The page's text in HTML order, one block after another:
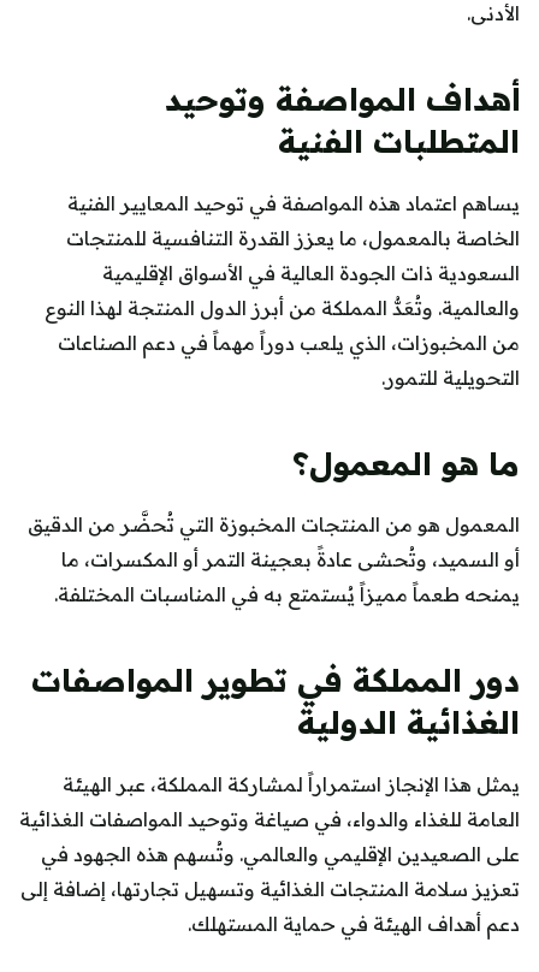
الأدنى.
أهداف المواصفة وتوحيد
المتطلبات الفنية
يساهم اعتماد هذه المواصفة في توحيد المعايير الفنية
الخاصة بالمعمول، ما يعزز القدرة التنافسية للمنتجات
السعودية ذات الجودة العالية في الأسواق الإقليمية
والعالمية. وتُعَدُّ المملكة من أبرز الدول المنتجة لهذا النوع
من المخبوزات، الذي يلعب دوراً مهماً في دعم الصناعات
التحويلية للتمور.
ما هو المعمول؟
المعمول هو من المنتجات المخبوزة التي تُحضَّر من الدقيق
أو السميد، وتُحشى عادةً بعجينة التمر أو المكسرات، ما
يمنحه طعماً مميزاً يُستمتع به في المناسبات المختلفة.
دور المملكة في تطوير المواصفات
الغذائية الدولية
يمثل هذا الإنجاز استمراراً لمشاركة المملكة، عبر الهيئة
العامة للغذاء والدواء، في صياغة وتوحيد المواصفات الغذائية
على الصعيدين الإقليمي والعالمي. وتُسهم هذه الجهود في
تعزيز سلامة المنتجات الغذائية وتسهيل تجارتها، إضافة إلى
دعم أهداف الهيئة في حماية المستهلك.